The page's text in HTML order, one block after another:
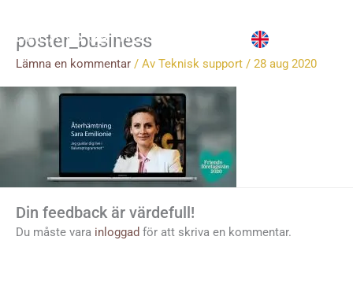
innehåll
poster_business
Lämna en kommentar / Av Teknisk support / 28 aug 2020
Din feedback är värdefull!
Du måste vara inloggad för att skriva en kommentar.